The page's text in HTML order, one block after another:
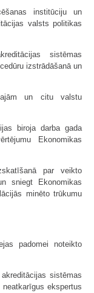
institūciju un
valsts politikas
sistēmas
izstrādāšanā un
un citu valstu
biroja darba gada
Ekonomikas
par veikto
sniegt Ekonomikas
minēto trūkumu
padomei noteikto
sistēmas
ekspertus